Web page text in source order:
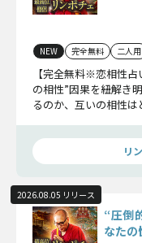
NEW 完全無料 二人用
【完全無料※恋相性
の相性”因果を紐解き
るのか、互いの相性
リ
2026.08.05 リリース
“圧倒
なたの